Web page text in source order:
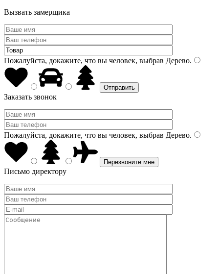
Вызвать замерщика
Пожалуйста, докажите, что вы человек, выбрав Дерево.
Заказать звонок
Пожалуйста, докажите, что вы человек, выбрав Дерево.
Письмо директору